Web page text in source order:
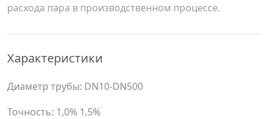
расхода пара в производственном процессе.
Характеристики
Диаметр трубы: DN10-DN500
Точность: 1,0% 1,5%